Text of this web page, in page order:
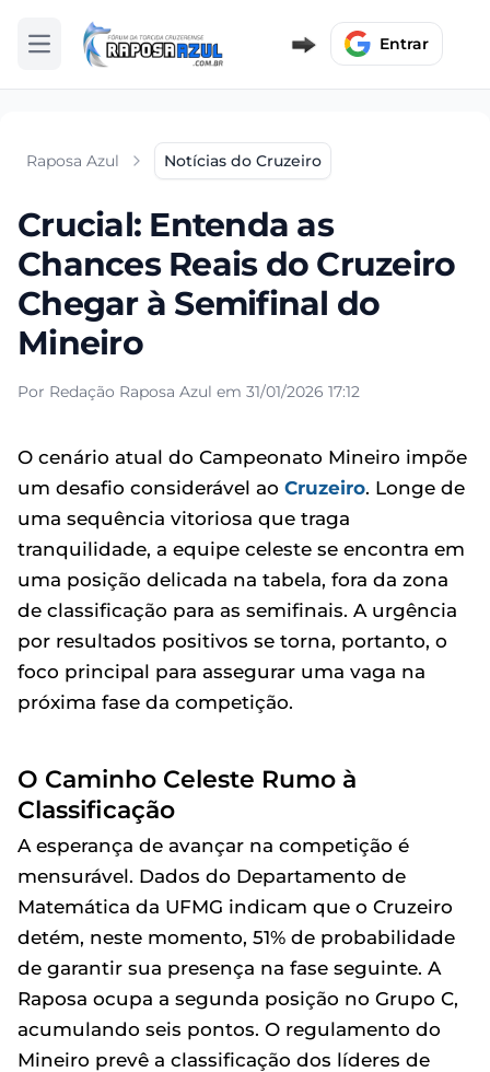
Abrir menu Entrar
Raposa Azul Notícias do Cruzeiro
Crucial: Entenda as
Chances Reais do Cruzeiro
Chegar à Semifinal do
Mineiro
Por Redação Raposa Azul em 31/01/2026 17:12
O cenário atual do Campeonato Mineiro impõe
um desafio considerável ao Cruzeiro. Longe de
uma sequência vitoriosa que traga
tranquilidade, a equipe celeste se encontra em
uma posição delicada na tabela, fora da zona
de classificação para as semifinais. A urgência
por resultados positivos se torna, portanto, o
foco principal para assegurar uma vaga na
próxima fase da competição.
O Caminho Celeste Rumo à
Classificação
A esperança de avançar na competição é
mensurável. Dados do Departamento de
Matemática da UFMG indicam que o Cruzeiro
detém, neste momento, 51% de probabilidade
de garantir sua presença na fase seguinte. A
Raposa ocupa a segunda posição no Grupo C,
acumulando seis pontos. O regulamento do
Mineiro prevê a classificação dos líderes de